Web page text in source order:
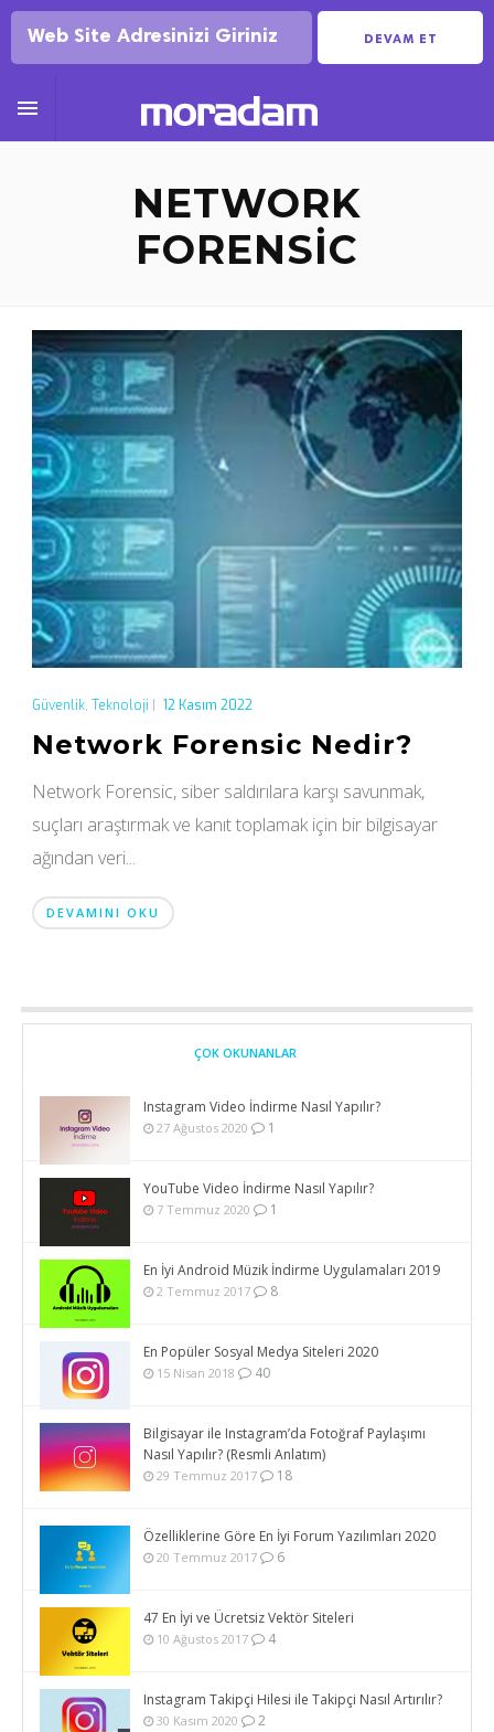
DEVAM ET

NETWORK
FORENSIC
Güvenlik, Teknoloji 12 Kasım 2022
Network Forensic Nedir?
Network Forensic, siber saldırılara karşı savunmak,
suçları araştırmak ve kanıt toplamak için bir bilgisayar
ağından veri...
DEVAMINI OKU
ÇOK OKUNANLAR
Instagram Video İndirme Nasıl Yapılır?
27 Ağustos 2020 1
YouTube Video İndirme Nasıl Yapılır?
7 Temmuz 2020 1
En İyi Android Müzik İndirme Uygulamaları 2019
2 Temmuz 2017 8
En Popüler Sosyal Medya Siteleri 2020
15 Nisan 2018 40
Bilgisayar ile Instagram’da Fotoğraf Paylaşımı
Nasıl Yapılır? (Resmli Anlatım)
29 Temmuz 2017 18
Özelliklerine Göre En İyi Forum Yazılımları 2020
20 Temmuz 2017 6
47 En İyi ve Ücretsiz Vektör Siteleri
10 Ağustos 2017 4
Instagram Takipçi Hilesi ile Takipçi Nasıl Artırılır?
30 Kasım 2020 2